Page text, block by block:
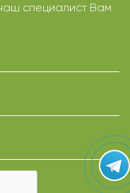
специалист Вам